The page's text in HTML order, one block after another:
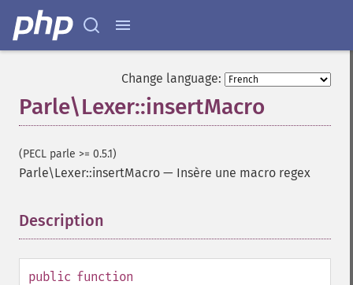
Change language:
Parle\Lexer::insertMacro
(PECL parle >= 0.5.1)
Parle\Lexer::insertMacro — Insère une macro regex
Description
public function